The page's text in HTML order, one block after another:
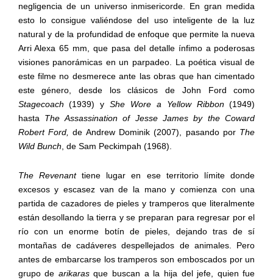
negligencia de un universo inmisericorde. En gran medida
esto lo consigue valiéndose del uso inteligente de la luz
natural y de la profundidad de enfoque que permite la nueva
Arri Alexa 65 mm, que pasa del detalle ínfimo a poderosas
visiones panorámicas en un parpadeo. La poética visual de
este filme no desmerece ante las obras que han cimentado
este género, desde los clásicos de John Ford como
Stagecoach (1939) yShe Wore a Yellow Ribbon(1949)
hasta The Assassination of Jesse James by the Coward
Robert Ford,
de Andrew Dominik (2007), pasando por The
Wild Bunch , de Sam Peckimpah (1968).
The Revenanttiene lugar en ese territorio límite donde
excesos y escasez van de la mano y comienza con una
partida de cazadores de pieles y tramperos que literalmente
están desollando la tierra y se preparan para regresar por el
río con un enorme botín de pieles, dejando tras de sí
montañas de cadáveres despellejados de animales. Pero
antes de embarcarse los tramperos son emboscados por un
grupo de arikarasque buscan a la hija del jefe, quien fue